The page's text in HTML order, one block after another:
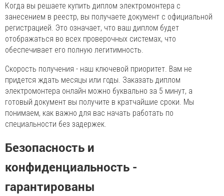
Когда вы решаете купить диплом электромонтера с
занесением в реестр, вы получаете документ с официальной
регистрацией. Это означает, что ваш диплом будет
отображаться во всех проверочных системах, что
обеспечивает его полную легитимность.
Скорость получения - наш ключевой приоритет. Вам не
придется ждать месяцы или годы. Заказать диплом
электромонтера онлайн можно буквально за 5 минут, а
готовый документ вы получите в кратчайшие сроки. Мы
понимаем, как важно для вас начать работать по
специальности без задержек.
Безопасность и
конфиденциальность -
гарантированы